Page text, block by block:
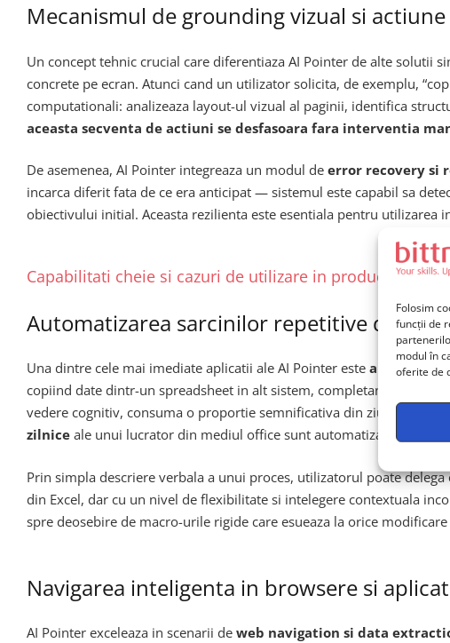
Folosim
funcții de
modul în
oferite de
Mecanismul de grounding vizual si
Un concept tehnic crucial care diferentiaza AI Pointer de alte solutii
concrete pe ecran. Atunci cand un utilizator solicita, de exemplu,
computationali: analizeaza layout-ul vizual al paginii, identifica
aceasta secventa de actiuni se desfasoara fara interventia
De asemenea, AI Pointer integreaza un modul de error recovery si
incarca diferit fata de ce era anticipat — sistemul este capabil sa
obiectivului initial. Aceasta rezilienta este esentiala pentru
Capabilitati cheie si cazuri de utilizare in productivitate
Automatizarea sarcinilor repetitive de
Una dintre cele mai imediate aplicatii ale AI Pointer este
copiind date dintr-un spreadsheet in alt sistem, completand
vedere cognitiv, consuma o proportie semnificativa din ziua de
zilnice ale unui lucrator din mediul office sunt automatizabile cu
Prin simpla descriere verbala a unui proces, utilizatorul poate
din Excel, dar cu un nivel de flexibilitate si intelegere contextuala
spre deosebire de macro-urile rigide care esueaza la orice
Navigarea inteligenta in browsere si
AI Pointer exceleaza in scenarii de web navigation si data